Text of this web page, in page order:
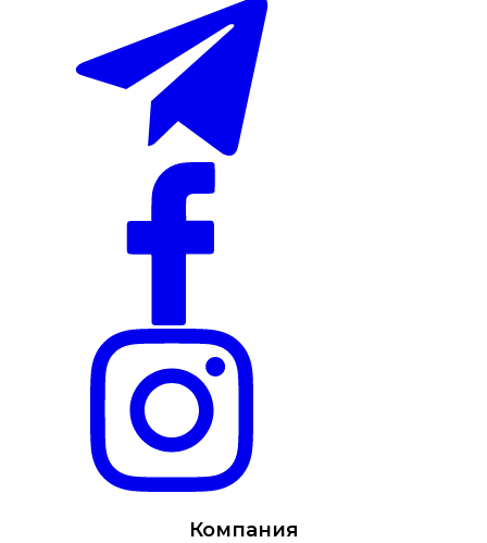
Компания